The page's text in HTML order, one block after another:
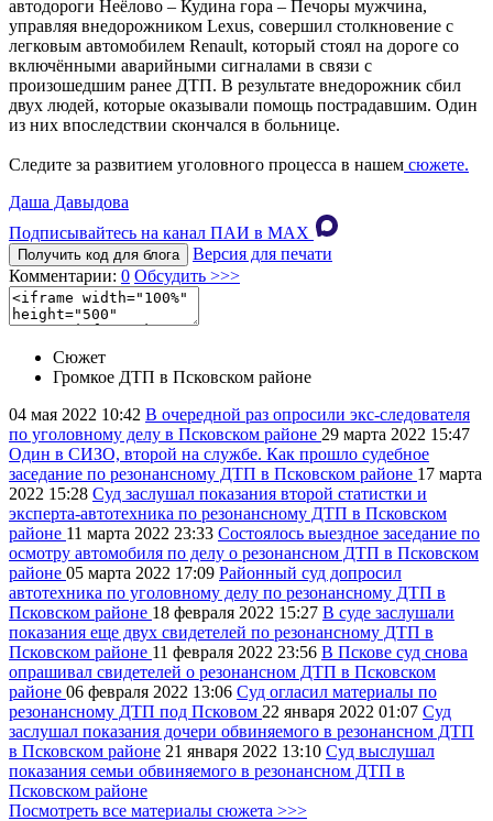
автодороги Неёлово – Кудина гора – Печоры мужчина,
управляя внедорожником Lexus, совершил столкновение с
легковым автомобилем Renault, который стоял на дороге со
включёнными аварийными сигналами в связи с
произошедшим ранее ДТП. В результате внедорожник сбил
двух людей, которые оказывали помощь пострадавшим. Один
из них впоследствии скончался в больнице.
Следите за развитием уголовного процесса в нашем сюжете.
Даша Давыдова
Подписывайтесь на канал ПАИ в MAХ
Получить код для блога
Версия для печати
Комментарии: 0 Обсудить >>>
Сюжет
Громкое ДТП в Псковском районе
04 мая 2022 10:42 В очередной раз опросили экс-следователя
по уголовному делу в Псковском районе 29 марта 2022 15:47
Один в СИЗО, второй на службе. Как прошло судебное
заседание по резонансному ДТП в Псковском районе 17 марта
2022 15:28 Суд заслушал показания второй статистки и
эксперта-автотехника по резонансному ДТП в Псковском
районе 11 марта 2022 23:33 Состоялось выездное заседание по
осмотру автомобиля по делу о резонансном ДТП в Псковском
районе 05 марта 2022 17:09 Районный суд допросил
автотехника по уголовному делу по резонансному ДТП в
Псковском районе 18 февраля 2022 15:27 В суде заслушали
показания еще двух свидетелей по резонансному ДТП в
Псковском районе 11 февраля 2022 23:56 В Пскове суд снова
опрашивал свидетелей о резонансном ДТП в Псковском
районе 06 февраля 2022 13:06 Суд огласил материалы по
резонансному ДТП под Псковом 22 января 2022 01:07 Суд
заслушал показания дочери обвиняемого в резонансном ДТП
в Псковском районе 21 января 2022 13:10 Суд выслушал
показания семьи обвиняемого в резонансном ДТП в
Псковском районе
Посмотреть все материалы сюжета >>>